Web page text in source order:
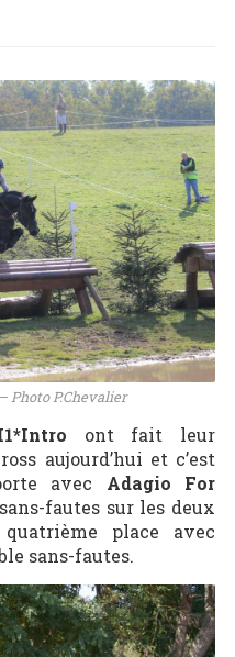
Photo P.Chevalier
ont fait leur
aujourd’hui et c’est
avec Adagio For
fautes sur les deux
place avec
sans-fautes.